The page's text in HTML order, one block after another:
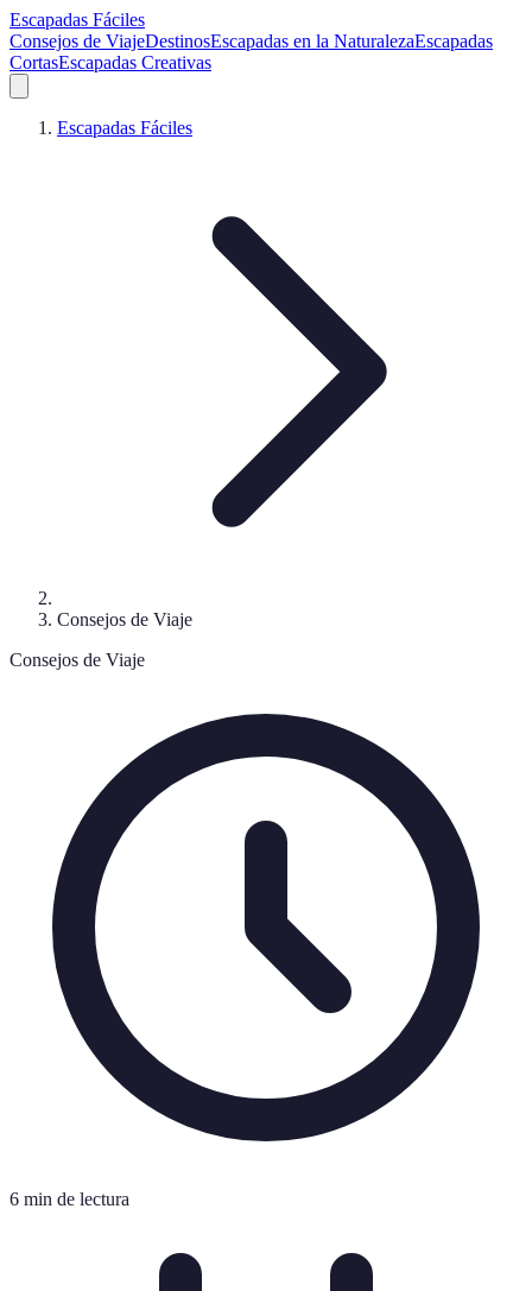
Escapadas Fáciles
Consejos de ViajeDestinosEscapadas en la NaturalezaEscapadas
CortasEscapadas Creativas
Escapadas Fáciles
Consejos de Viaje
Consejos de Viaje
6 min de lectura